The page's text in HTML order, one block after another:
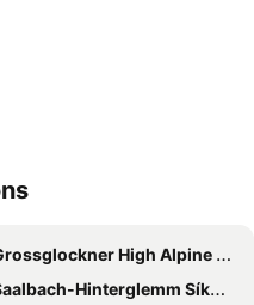
High Alpine Road
Hinterglemm Síközpont